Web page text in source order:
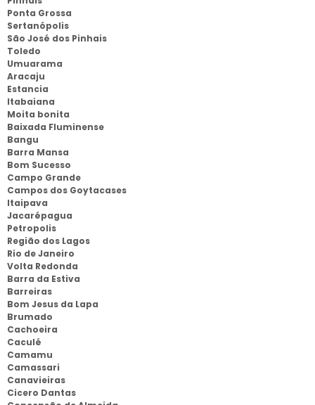
Ponta Grossa
Sertanópolis
São José dos Pinhais
Toledo
Umuarama
Aracaju
Estancia
Itabaiana
Moita bonita
Baixada Fluminense
Bangu
Barra Mansa
Bom Sucesso
Campo Grande
Campos dos Goytacases
Itaipava
Jacarépagua
Petropolis
Região dos Lagos
Rio de Janeiro
Volta Redonda
Barra da Estiva
Barreiras
Bom Jesus da Lapa
Brumado
Cachoeira
Caculé
Camamu
Camassari
Canavieiras
Cicero Dantas